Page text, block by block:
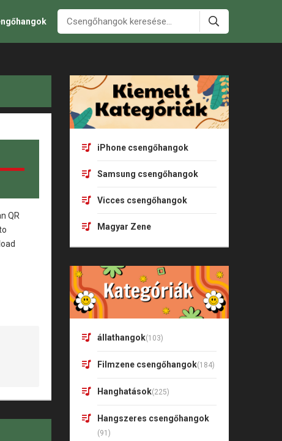
iPhone csengőhangok
Samsung csengőhangok
Vicces csengőhangok
Magyar Zene
állathangok(103)
Filmzene csengőhangok(184)
Hanghatások(225)
Hangszeres csengőhangok
(91)